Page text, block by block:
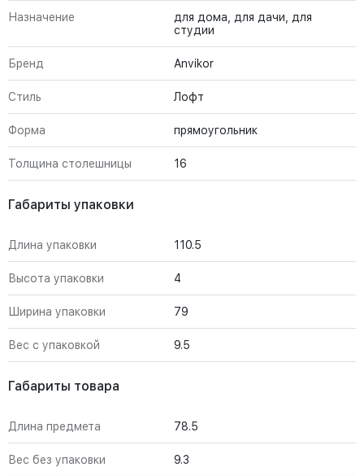
Назначение
для дома, для дачи, для
студии
Бренд Anvikor
Стиль Лофт
Форма прямоугольник
Толщина столешницы 16
Габариты упаковки
Длина упаковки 110.5
Высота упаковки 4
Ширина упаковки 79
Вес с упаковкой 9.5
Габариты товара
Длина предмета 78.5
Вес без упаковки 9.3